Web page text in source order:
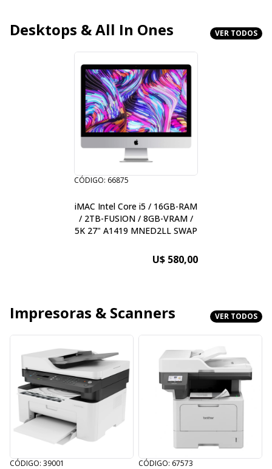
Desktops & All In Ones VER TODOS
CÓDIGO: 66875
iMAC Intel Core i5 / 16GB-RAM
/ 2TB-FUSION / 8GB-VRAM /
5K 27" A1419 MNED2LL SWAP
U$ 580,00
Impresoras & Scanners VER TODOS
CÓDIGO: 39001 CÓDIGO: 67573